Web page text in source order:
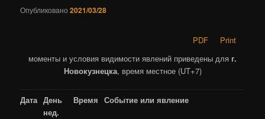
Опубликовано2021/03/28
PDF
Print
моменты и условия видимости явлений приведены для г.
Новокузнецка, время местное (UT+7)
Дата День
нед.
Время Событие или явление